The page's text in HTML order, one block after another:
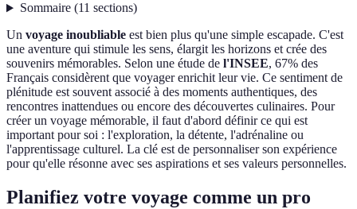
Sommaire(11 sections)
Un voyage inoubliable est bien plus qu'une simple escapade. C'est
une aventure qui stimule les sens, élargit les horizons et crée des
souvenirs mémorables. Selon une étude de l'INSEE, 67% des
Français considèrent que voyager enrichit leur vie. Ce sentiment de
plénitude est souvent associé à des moments authentiques, des
rencontres inattendues ou encore des découvertes culinaires. Pour
créer un voyage mémorable, il faut d'abord définir ce qui est
important pour soi : l'exploration, la détente, l'adrénaline ou
l'apprentissage culturel. La clé est de personnaliser son expérience
pour qu'elle résonne avec ses aspirations et ses valeurs personnelles.
Planifiez votre voyage comme un pro